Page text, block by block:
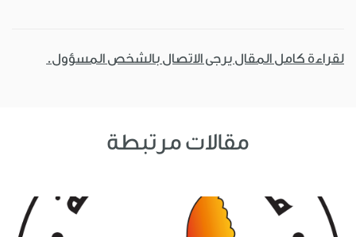
لقراءة كامل المقال يرجى الاتصال بالشخص المسؤول.
مقالات مرتبطة